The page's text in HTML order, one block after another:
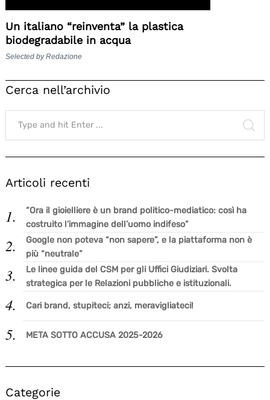
Un italiano “reinventa” la plastica
biodegradabile in acqua
Selected by Redazione
Cerca nell’archivio
Search
for:
Articoli recenti
“Ora il gioielliere è un brand politico-mediatico: così ha
costruito l’immagine dell’uomo indifeso”
Google non poteva “non sapere”, e la piattaforma non è
più “neutrale”
Le linee guida del CSM per gli Uffici Giudiziari. Svolta
strategica per le Relazioni pubbliche e istituzionali.
Cari brand, stupiteci; anzi, meravigliateci!
META SOTTO ACCUSA 2025-2026
Categorie